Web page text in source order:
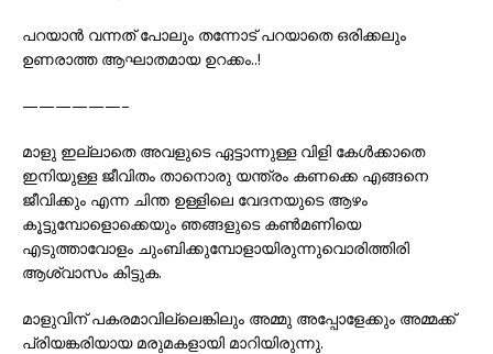
പറയാൻ വന്നത് പോലും തന്നോട് പറയാതെ ഒരിക്കലും
ഉണരാത്ത ആഘാതമായ ഉറക്കം..!
——————–
മാളു ഇല്ലാതെ അവളുടെ ഏട്ടാന്നുള്ള വിളി കേൾക്കാതെ
ഇനിയുള്ള ജീവിതം താനൊരു യന്ത്രം കണക്കെ എങ്ങനെ
ജീവിക്കും എന്ന ചിന്ത ഉള്ളിലെ വേദനയുടെ ആഴം
കൂട്ടുമ്പോളൊക്കെയും ഞങ്ങളുടെ കൺമണിയെ
എടുത്താവോളം ചുംബിക്കുമ്പോളായിരുന്നുവൊരിത്തിരി
ആശ്വാസം കിട്ടുക.
മാളുവിന്‌ പകരമാവില്ലെങ്കിലും അമ്മു അപ്പോളേക്കും അമ്മക്ക്
പ്രിയങ്കരിയായ മരുമകളായി മാറിയിരുന്നു.